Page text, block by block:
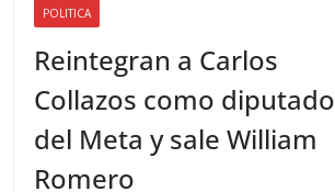
i
b
POLITICA
Reintegran a Carlos
Collazos como diputado
del Meta y sale William
Romero